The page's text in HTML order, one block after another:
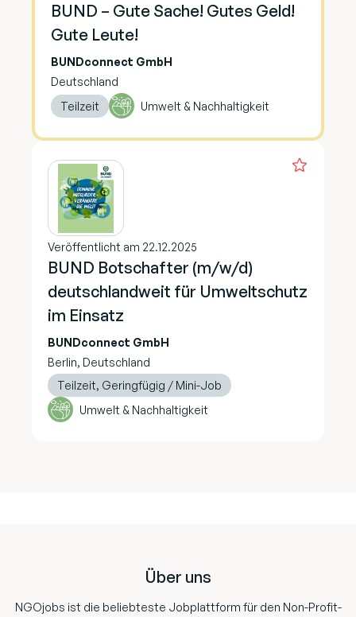
BUND – Gute Sache! Gutes Geld!
Gute Leute!
BUNDconnect GmbH
Deutschland
Teilzeit
Umwelt & Nachhaltigkeit
Veröffentlicht am 22.12.2025
BUND Botschafter (m/w/d)
deutschlandweit für Umweltschutz
im Einsatz
BUNDconnect GmbH
Berlin, Deutschland
Teilzeit, Geringfügig / Mini-Job
Umwelt & Nachhaltigkeit
Über uns
NGOjobs ist die beliebteste Jobplattform für den Non-Profit-